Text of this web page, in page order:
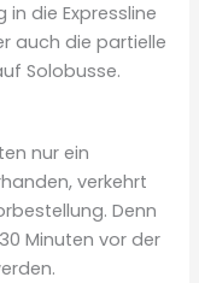
die Expressline
auch die partielle
Solobusse.
nur ein
verkehrt
Denn
Minuten vor der